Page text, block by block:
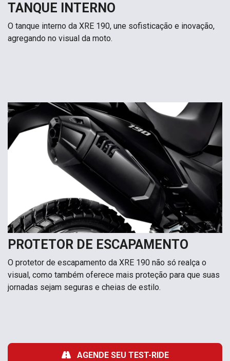
TANQUE INTERNO
O tanque interno da XRE 190, une sofisticação e inovação,
agregando no visual da moto.
PROTETOR DE ESCAPAMENTO
O protetor de escapamento da XRE 190 não só realça o
visual, como também oferece mais proteção para que suas
jornadas sejam seguras e cheias de estilo.
AGENDE SEU TEST-RIDE